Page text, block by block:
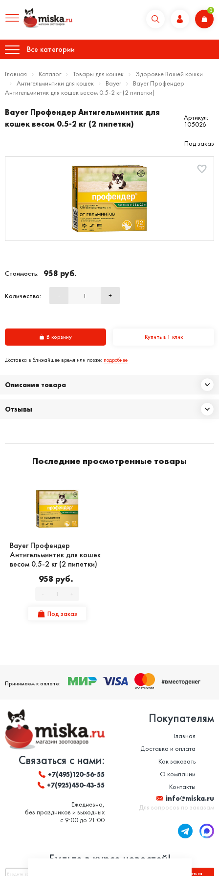
0
Все категории
Главная Каталог Товары для кошек
Здоровье Вашей кошки
Антигельминтики для кошек
Bayer
Bayer Профендер
Антигельминтик для кошек весом 0.5-2 кг (2 пипетки)
Bayer Профендер Антигельминтик для
кошек весом 0.5-2 кг (2 пипетки)
Артикул:
105026
Под заказ
Стоимость: 958 руб.
Количество: - +
В корзину Купить в 1 клик
Доставка в ближайшее время или позже: подробнее
Описание товара
Отзывы
Последние просмотренные товары
Bayer Профендер
Антигельминтик для кошек
весом 0.5-2 кг (2 пипетки)
958 руб.
- +
Под заказ
Принимаем к оплате:
Связаться с нами:
+7(495)120-56-55
+7(925)450-43-55
Ежедневно,
без праздников и выходных
с 9:00 до 21:00
Покупателям
Главная
Доставка и оплата
Как заказать
О компании
Контакты
info@miska.ru
Для вопросов по заказам
Будьте в курсе новостей!
Подписаться